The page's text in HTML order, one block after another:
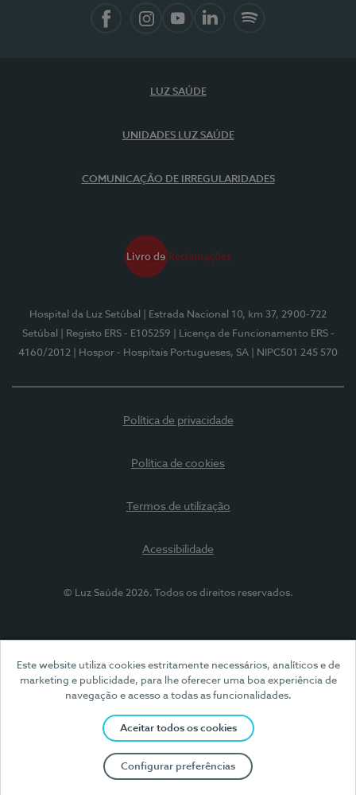
Este website utiliza cookies estritamente necessários, analíticos e de
marketing e publicidade, para lhe oferecer uma boa experiência de
navegação e acesso a todas as funcionalidades.
Aceitar todos os cookies
Configurar preferências
LUZ SAÚDE
UNIDADES LUZ SAÚDE
COMUNICAÇÃO DE IRREGULARIDADES
Hospital da Luz Setúbal
| Estrada Nacional 10, km 37, 2900-722
Setúbal
| Registo ERS - E105259
| Licença de Funcionamento ERS -
4160/2012
| Hospor - Hospitais Portugueses, SA | NIPC501 245 570
Política de privacidade
Política de cookies
Termos de utilização
Acessibilidade
© Luz Saúde 2026. Todos os direitos reservados.